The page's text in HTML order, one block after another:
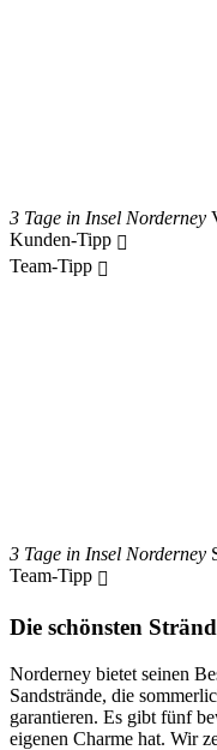
3 Tage in Insel Norderney
Kunden-Tipp
Team-Tipp
3 Tage in Insel Norderney
Team-Tipp
Die schönsten
Norderney bietet seinen
Sandstrände, die
garantieren. Es gibt fünf
eigenen Charme hat. Wir